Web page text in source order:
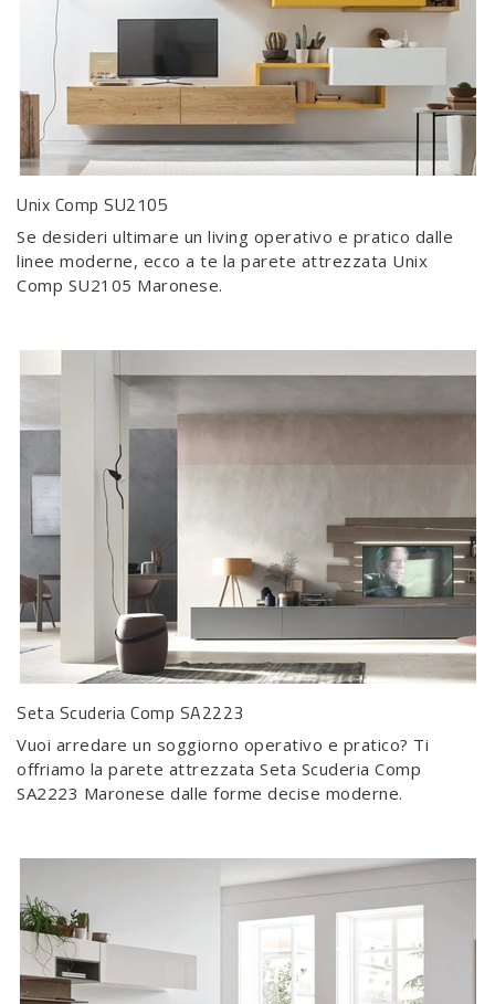
Unix Comp SU2105
Se desideri ultimare un living operativo e pratico dalle
linee moderne, ecco a te la parete attrezzata Unix
Comp SU2105 Maronese.
Seta Scuderia Comp SA2223
Vuoi arredare un soggiorno operativo e pratico? Ti
offriamo la parete attrezzata Seta Scuderia Comp
SA2223 Maronese dalle forme decise moderne.